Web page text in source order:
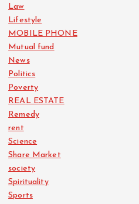
Law
Lifestyle
MOBILE PHONE
Mutual fund
News
Politics
Poverty
REAL ESTATE
Remedy
rent
Science
Share Market
society
Spirituality
Sports